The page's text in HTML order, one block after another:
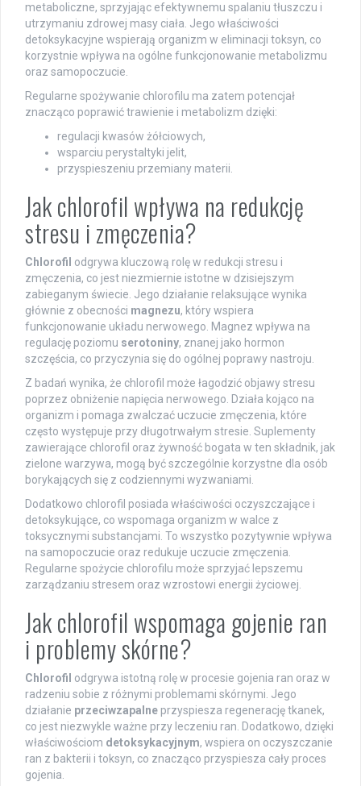
metaboliczne, sprzyjając efektywnemu spalaniu tłuszczu i
utrzymaniu zdrowej masy ciała. Jego właściwości
detoksykacyjne wspierają organizm w eliminacji toksyn, co
korzystnie wpływa na ogólne funkcjonowanie metabolizmu
oraz samopoczucie.
Regularne spożywanie chlorofilu ma zatem potencjał
znacząco poprawić trawienie i metabolizm dzięki:
regulacji kwasów żółciowych,
wsparciu perystaltyki jelit,
przyspieszeniu przemiany materii.
Jak chlorofil wpływa na redukcję
stresu i zmęczenia?
Chlorofil odgrywa kluczową rolę w redukcji stresu i
zmęczenia, co jest niezmiernie istotne w dzisiejszym
zabieganym świecie. Jego działanie relaksujące wynika
głównie z obecności magnezu, który wspiera
funkcjonowanie układu nerwowego. Magnez wpływa na
regulację poziomu serotoniny, znanej jako hormon
szczęścia, co przyczynia się do ogólnej poprawy nastroju.
Z badań wynika, że chlorofil może łagodzić objawy stresu
poprzez obniżenie napięcia nerwowego. Działa kojąco na
organizm i pomaga zwalczać uczucie zmęczenia, które
często występuje przy długotrwałym stresie. Suplementy
zawierające chlorofil oraz żywność bogata w ten składnik, jak
zielone warzywa, mogą być szczególnie korzystne dla osób
borykających się z codziennymi wyzwaniami.
Dodatkowo chlorofil posiada właściwości oczyszczające i
detoksykujące, co wspomaga organizm w walce z
toksycznymi substancjami. To wszystko pozytywnie wpływa
na samopoczucie oraz redukuje uczucie zmęczenia.
Regularne spożycie chlorofilu może sprzyjać lepszemu
zarządzaniu stresem oraz wzrostowi energii życiowej.
Jak chlorofil wspomaga gojenie ran
i problemy skórne?
Chlorofil odgrywa istotną rolę w procesie gojenia ran oraz w
radzeniu sobie z różnymi problemami skórnymi. Jego
działanie przeciwzapalne przyspiesza regenerację tkanek,
co jest niezwykle ważne przy leczeniu ran. Dodatkowo, dzięki
właściwościom detoksykacyjnym, wspiera on oczyszczanie
ran z bakterii i toksyn, co znacząco przyspiesza cały proces
gojenia.